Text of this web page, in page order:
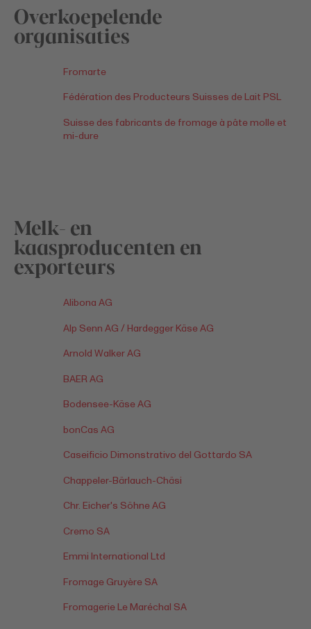
Overkoepelende
organisaties
Fromarte
Fédération des Producteurs Suisses de Lait PSL
Suisse des fabricants de fromage à pâte molle et
mi-dure
Melk- en
kaasproducenten en
exporteurs
Alibona AG
Alp Senn AG / Hardegger Käse AG
Arnold Walker AG
BAER AG
Bodensee-Käse AG
bonCas AG
Caseificio Dimonstrativo del Gottardo SA
Chappeler-Bärlauch-Chäsi
Chr. Eicher's Söhne AG
Cremo SA
Emmi International Ltd
Fromage Gruyère SA
Fromagerie Le Maréchal SA